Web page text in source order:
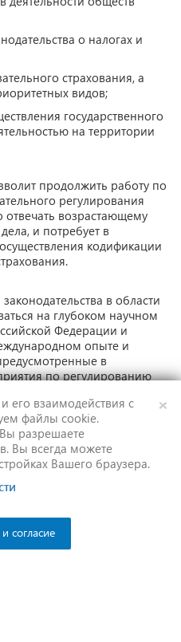
о налогах и
страхования, а
видов;
государственного
на территории
продолжить работу по
регулирования
отвечать возрастающему
и потребует в
кодификации
в области
на глубоком научном
Федерации и
опыте и
в
по регулированию
реализации
организаций и
×
его взаимодействия с
файлы cookie.
разрешаете
Вы всегда можете
Вашего браузера.
согласие